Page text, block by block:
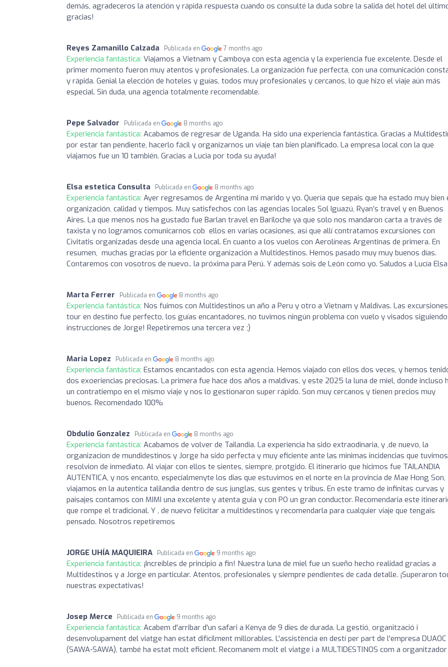
demás, agradeceros la atención y rápida respuesta cuando os consulté la duda sobre la salida del hotel del
gracias!
Reyes Zamanillo Calzada Publicada en 7 months ago
Experiencia fantástica: Viajamos a Vietnam y Camboya con esta agencia y la experiencia fue excelente. Desde el
primer momento fueron muy atentos y profesionales. La organización fue perfecta, con una comunicación
y rápida. Genial la elección de hoteles y guías, todos muy profesionales y cercanos, lo que hizo el viaje aún más
especial. Sin duda, una agencia totalmente recomendable.
Pepe Salvador Publicada en 8 months ago
Experiencia fantástica: Acabamos de regresar de Uganda. Ha sido una experiencia fantástica. Gracias a
por estar tan pendiente, hacerlo fácil y organizarnos un viaje tan bien planificado. La empresa local con la que
viajamos fue un 10 también. Gracias a Lucia por toda su ayuda!
Elsa estetica Consulta Publicada en 8 months ago
Experiencia fantástica: Ayer regresamos de Argentina mi marido y yo. Quería que sepais que ha estado muy bien
organización, calidad y tiempos. Muy satisfechos con las agencias locales Sol Iguazú, Ryan’s travel y en Buenos
Aires. La que menos nos ha gustado fue Barlan travel en Bariloche ya que solo nos mandaron carta a través de
taxista y no logramos comunicarnos cob ellos en varias ocasiones, así que allí contratamos excursiones con
Civitatis organizadas desde una agencia local. En cuanto a los vuelos con Aerolíneas Argentinas de primera. En
resumen, muchas gracias por la eficiente organización a Multidestinos. Hemos pasado muy muy buenos días.
Contaremos con vosotros de nuevo.. la próxima para Perú. Y además sois de León como yo. Saludos a Lucía Elsa
Marta Ferrer Publicada en 8 months ago
Experiencia fantástica: Nos fuimos con Multidestinos un año a Peru y otro a Vietnam y Maldivas. Las
tour en destino fue perfecto, los guías encantadores, no tuvimos ningún problema con vuelo y visados
instrucciones de Jorge! Repetiremos una tercera vez ;)
Maria Lopez Publicada en 8 months ago
Experiencia fantástica: Estamos encantados con esta agencia. Hemos viajado con ellos dos veces, y hemos
dos exoeriencias preciosas. La primera fue hace dos años a maldivas, y este 2025 la luna de miel, donde incluso
un contratiempo en el mismo viaje y nos lo gestionaron super rápido. Son muy cercanos y tienen precios muy
buenos. Recomendado 100%
Obdulio Gonzalez Publicada en 8 months ago
Experiencia fantástica: Acabamos de volver de Tailandia. La experiencia ha sido extraodinaria, y ,de nuevo, la
organizacion de mundidestinos y Jorge ha sido perfecta y muy eficiente ante las minimas incidencias que
resolvion de inmediato. Al viajar con ellos te sientes, siempre, protgido. El itinerario que hicimos fue TAILANDIA
AUTENTICA, y nos encanto, especialmenyte los dias que estuvimos en el norte en la provincia de Mae Hong Son,
viajamos en la autentica talilandia dentro de sus junglas, sus gentes y tribus. En este tramo de infinitas curvas y
paisajes contamos con MIMI una excelente y atenta guia y con PO un gran conductor. Recomendaria este
que rompe el tradicional. Y , de nuevo felicitar a multidestinos y recomendarla para cualquier viaje que tengais
pensado. Nosotros repetiremos
JORGE UHÍA MAQUIEIRA Publicada en 9 months ago
Experiencia fantástica: ¡Increíbles de principio a fin! Nuestra luna de miel fue un sueño hecho realidad gracias a
Multidestinos y a Jorge en particular. Atentos, profesionales y siempre pendientes de cada detalle. ¡Superaron
nuestras expectativas!
Josep Merce Publicada en 9 months ago
Experiencia fantástica: Acabem d'arribar d'un safari a Kenya de 9 dies de durada. La gestió, organització i
desenvolupament del viatge han estat difícilment millorables. L'assistència en destí per part de l'empresa DUAOC
(SAWA-SAWA), també ha estat molt eficient. Recomanem molt el viatge i a MULTIDESTINOS com a organitzador